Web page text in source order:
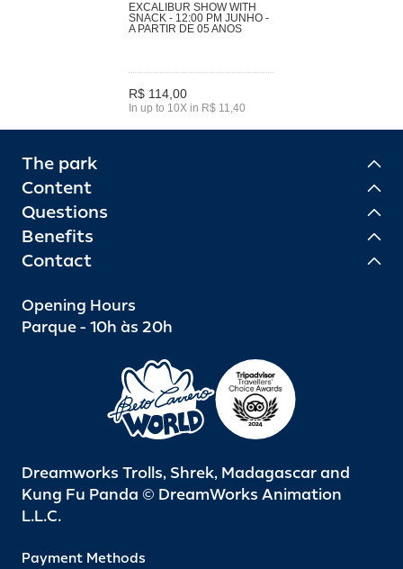
EXCALIBUR SHOW WITH
SNACK - 12:00 PM JUNHO -
A PARTIR DE 05 ANOS
R$ 114,00
In up to 10X in R$ 11,40
The park
Content
Questions
Benefits
Contact
Opening Hours
Parque - 10h às 20h
Dreamworks Trolls, Shrek, Madagascar and
Kung Fu Panda © DreamWorks Animation
L.L.C.
Payment Methods